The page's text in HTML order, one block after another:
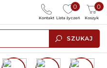
SZUKAJ
0
Lista życzeń
0
Koszyk
Kontakt